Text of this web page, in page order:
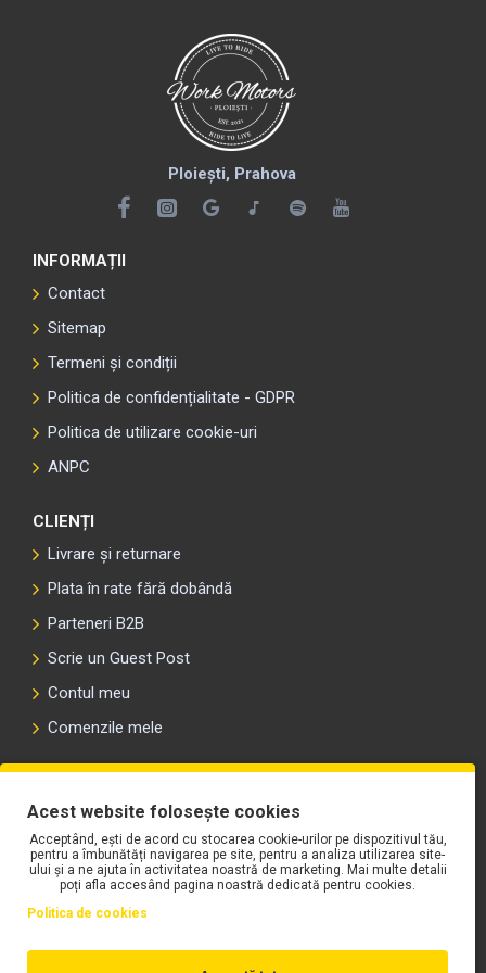
Poți crea grupuri DMC de până la 15 motocicliști,
pe o distanță de până la 8 km între primul și ultimul
Chat privat DMC cu oricare dintre membrii grupului
DMC Bridge: integrezi dispozitive Bluetooth în
grupul DMC sau partajezi un apel telefonic cu
grupul
Audio paralel: asculți radio, muzică de pe
conversației
DMCINTERCOM ÎN MOD BLUETOOTH
Conectivitate bidirecțională pilot – pasager, full-
duplex
Conectivitate motocicletă – motocicletă până la
Conectivitate în 3 căi: 3 motocicliști, până la 1,6 km
lor
primul și ultimul participant
Cardo Gateway: conectezi interfoane de la alți
producători Audio paralel în timpul conversațiilor
timpul unui apel telefonic
Compatibil cu iOS de la versiunea 5.6 Poți partaja
motocicletă
Conectivitate cu dispozitive mobile:
Conectezi simultan 2 dispozitive Bluetooth
Poți seta dispozitivul Bluetooth principal
Profil HFP dual pentru gestionarea a 2 telefoane
Primești notificări de apel de la al doilea telefon
Preiei, efectuezi sau respingi apeluri vocal sau prin
Ploiești, Prahova
INFORMAȚII
Contact
Sitemap
Termeni și condiții
Politica de confidențialitate - GDPR
Politica de utilizare cookie-uri
ANPC
CLIENȚI
Livrare și returnare
Plata în rate fără dobândă
Parteneri B2B
Scrie un Guest Post
Contul meu
Comenzile mele
Acest website folosește cookies
Acceptând, ești de acord cu stocarea cookie-urilor pe dispozitivul tău,
pentru a îmbunătăți navigarea pe site, pentru a analiza utilizarea site-
ului și a ne ajuta în activitatea noastră de marketing. Mai multe detalii
poți afla accesând pagina noastră dedicată pentru cookies.
Politica de cookies